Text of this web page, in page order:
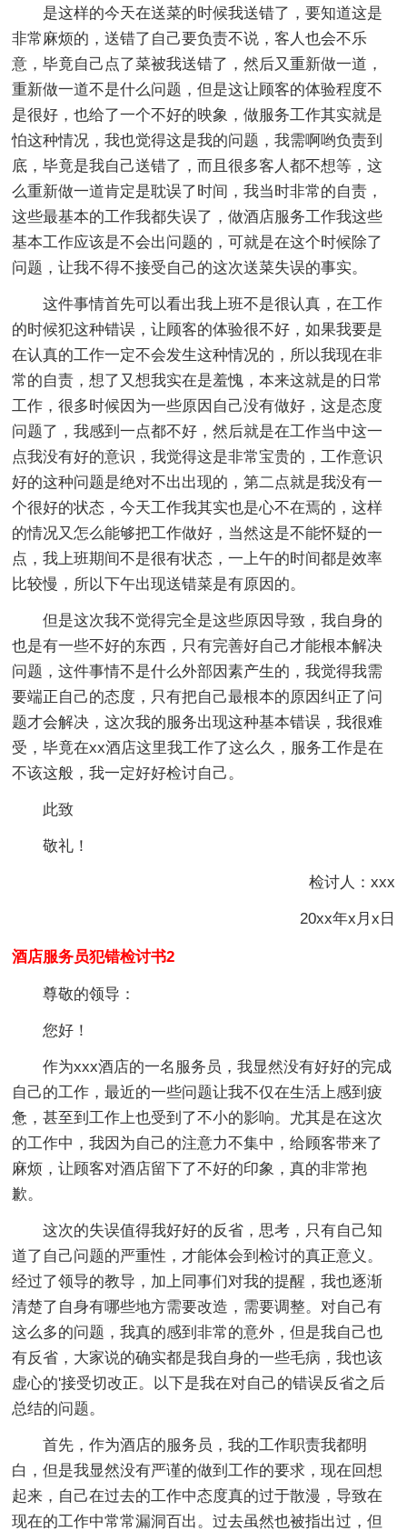
是这样的今天在送菜的时候我送错了，要知道这是
非常麻烦的，送错了自己要负责不说，客人也会不乐
意，毕竟自己点了菜被我送错了，然后又重新做一道，
重新做一道不是什么问题，但是这让顾客的体验程度不
是很好，也给了一个不好的映象，做服务工作其实就是
怕这种情况，我也觉得这是我的问题，我需啊哟负责到
底，毕竟是我自己送错了，而且很多客人都不想等，这
么重新做一道肯定是耽误了时间，我当时非常的自责，
这些最基本的工作我都失误了，做酒店服务工作我这些
基本工作应该是不会出问题的，可就是在这个时候除了
问题，让我不得不接受自己的这次送菜失误的事实。
这件事情首先可以看出我上班不是很认真，在工作
的时候犯这种错误，让顾客的体验很不好，如果我要是
在认真的工作一定不会发生这种情况的，所以我现在非
常的自责，想了又想我实在是羞愧，本来这就是的日常
工作，很多时候因为一些原因自己没有做好，这是态度
问题了，我感到一点都不好，然后就是在工作当中这一
点我没有好的意识，我觉得这是非常宝贵的，工作意识
好的这种问题是绝对不出出现的，第二点就是我没有一
个很好的状态，今天工作我其实也是心不在焉的，这样
的情况又怎么能够把工作做好，当然这是不能怀疑的一
点，我上班期间不是很有状态，一上午的时间都是效率
比较慢，所以下午出现送错菜是有原因的。
但是这次我不觉得完全是这些原因导致，我自身的
也是有一些不好的东西，只有完善好自己才能根本解决
问题，这件事情不是什么外部因素产生的，我觉得我需
要端正自己的态度，只有把自己最根本的原因纠正了问
题才会解决，这次我的服务出现这种基本错误，我很难
受，毕竟在xx酒店这里我工作了这么久，服务工作是在
不该这般，我一定好好检讨自己。
此致
敬礼！
检讨人：xxx
20xx年x月x日
酒店服务员犯错检讨书2
尊敬的领导：
您好！
作为xxx酒店的一名服务员，我显然没有好好的完成
自己的工作，最近的一些问题让我不仅在生活上感到疲
惫，甚至到工作上也受到了不小的影响。尤其是在这次
的工作中，我因为自己的注意力不集中，给顾客带来了
麻烦，让顾客对酒店留下了不好的印象，真的非常抱
歉。
这次的失误值得我好好的反省，思考，只有自己知
道了自己问题的严重性，才能体会到检讨的真正意义。
经过了领导的教导，加上同事们对我的提醒，我也逐渐
清楚了自身有哪些地方需要改造，需要调整。对自己有
这么多的问题，我真的感到非常的意外，但是我自己也
有反省，大家说的确实都是我自身的一些毛病，我也该
虚心的'接受切改正。以下是我在对自己的错误反省之后
总结的问题。
首先，作为酒店的服务员，我的工作职责我都明
白，但是我显然没有严谨的做到工作的要求，现在回想
起来，自己在过去的工作中态度真的过于散漫，导致在
现在的工作中常常漏洞百出。过去虽然也被指出过，但